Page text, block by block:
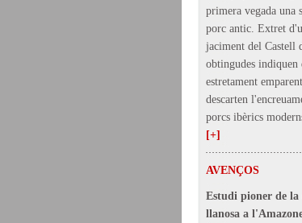
primera vegada una
porc antic. Extret
jaciment del Castell
obtingudes indiquen
estretament
descarten
porcs ibèrics
[+]
AVENÇOS
Estudi pioner de
llanosa a